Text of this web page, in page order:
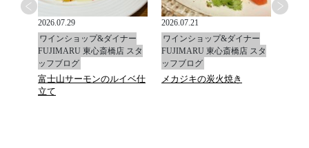
2026.07.29
ワインショップ&ダイナー
FUJIMARU 東心斎橋店 スタ
ッフブログ
富士山サーモンのルイベ仕
立て
2026.07.21
ワインショップ&ダイナー
FUJIMARU 東心斎橋店 スタ
ッフブログ
メカジキの炭火焼き